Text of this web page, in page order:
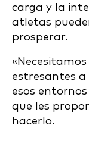
carga y la
atletas
prosperar.
estresantes
esos
que les
hacerlo.